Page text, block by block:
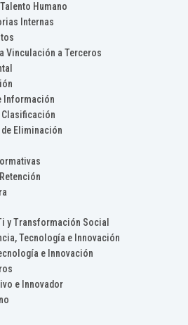
Humano
Internas
Vinculación a Terceros
Información
Clasificación
de Eliminación
y Transformación Social
Tecnología e Innovación
e Innovación
e Innovador